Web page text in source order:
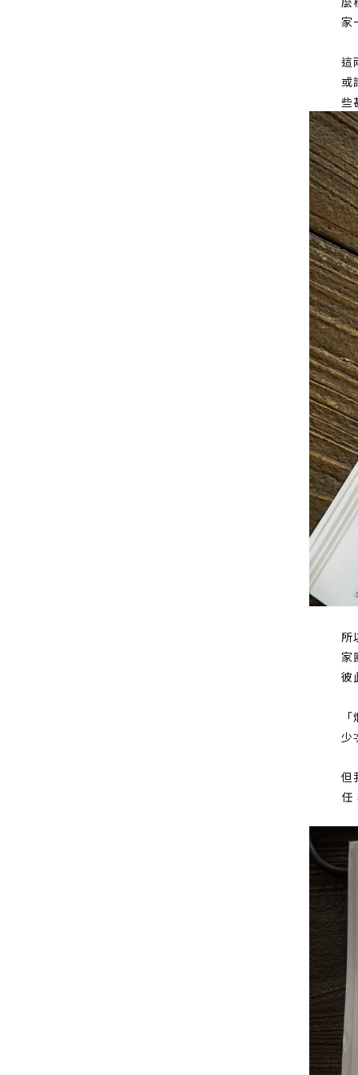
家
這
或
些
所
家
彼
少
但
任